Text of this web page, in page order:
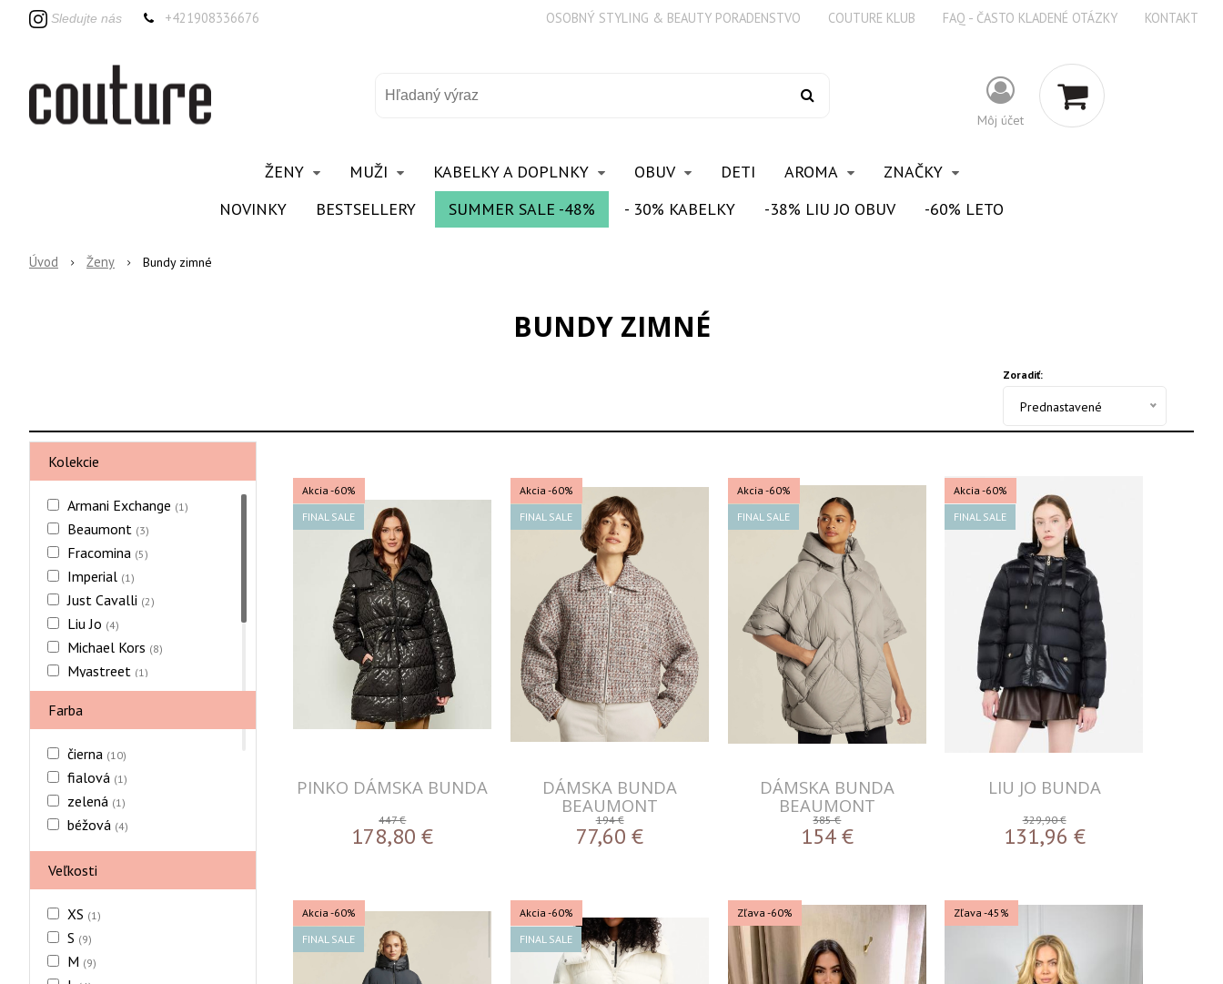
Sledujte nás +421908336676 OSOBNÝ STYLING & BEAUTY PORADENSTVO COUTURE KLUB FAQ - ČASTO KLADENÉ OTÁZKY KONTAKT
Môj účet
ŽENY MUŽI KABELKY A DOPLNKY OBUV DETI AROMA
ZNAČKY
NOVINKY
BESTSELLERY SUMMER SALE -48% - 30% KABELKY -38% LIU JO OBUV -60% LETO
Úvod Ženy Bundy zimné
BUNDY ZIMNÉ
Zoradiť:
Prednastavené
Kolekcie
Armani Exchange (1)
Beaumont (3)
Fracomina (5)
Imperial (1)
Just Cavalli (2)
Liu Jo (4)
Michael Kors (8)
Myastreet (1)
Patrizia Pepe
Pinko
Farba
čierna (10)
fialová (1)
zelená (1)
béžová (4)
Veľkosti
XS (1)
S (9)
M (9)
Akcia -60%
FINAL SALE
PINKO DÁMSKA BUNDA
447 €
178,80 €
Akcia -60%
FINAL SALE
DÁMSKA BUNDA
BEAUMONT
194 €
77,60 €
Akcia -60%
FINAL SALE
DÁMSKA BUNDA
BEAUMONT
385 €
154€
Akcia-60%
FINAL SALE
LIU JO BUNDA
329,90 €
131,96 €
Akcia -60%
FINAL SALE
Akcia -60%
FINAL SALE
Zľava -60% Zľava -45%